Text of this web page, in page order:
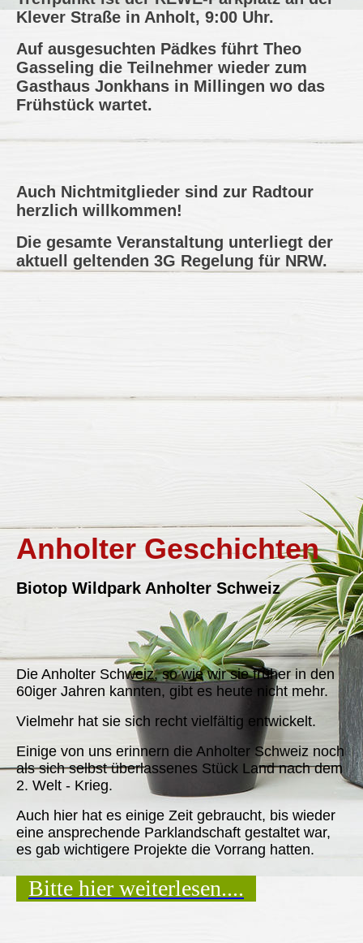
Klever Straße in Anholt, 9:00 Uhr.
Auf ausgesuchten Pädkes führt Theo
Gasseling die Teilnehmer wieder zum
Gasthaus Jonkhans in Millingen wo das
Frühstück wartet.
Auch Nichtmitglieder sind zur Radtour
herzlich willkommen!
Die gesamte Veranstaltung unterliegt der
aktuell geltenden 3G Regelung für NRW.
Anholter Geschichten
Biotop Wildpark Anholter Schweiz
Die Anholter Schweiz, so wie wir sie früher in den
60iger Jahren kannten, gibt es heute nicht mehr.
Vielmehr hat sie sich recht vielfältig entwickelt.
Einige von uns erinnern die Anholter Schweiz noch
als sich selbst überlassenes Stück Land nach dem
2. Welt - Krieg.
Auch hier hat es einige Zeit gebraucht, bis wieder
eine ansprechende Parklandschaft gestaltet war,
es gab wichtigere Projekte die Vorrang hatten.
Bitte hier weiterlesen....